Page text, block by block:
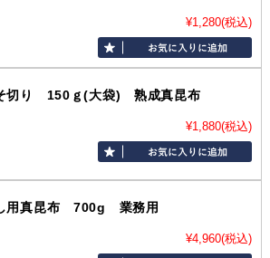
¥1,280(税込)
切り 150ｇ(大袋) 熟成真昆布
¥1,880(税込)
用真昆布 700g 業務用
¥4,960(税込)